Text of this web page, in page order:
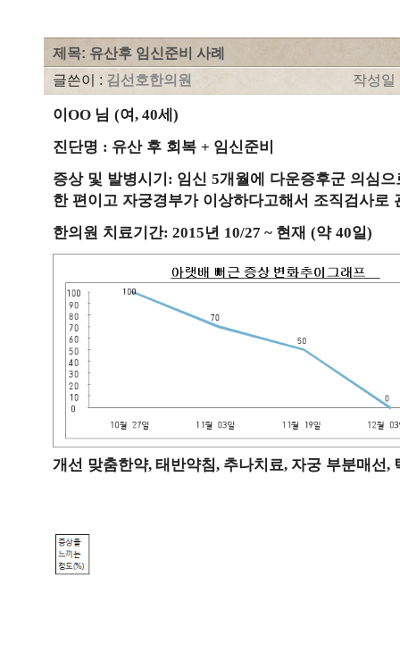
제목: 유산후 임신준비 사례
글쓴이 : 김선호한의원 작성일
이 OO 님 (여 , 40세 )
진단명 : 유산 후 회복 + 임신준비
증상 및 발병시기 : 임신 5개월에 다운증후군 의심
한 편이고 자궁경부가 이상하다고해서 조직검사로
한의원 치료기간: 2015년 10/27 ~ 현재 (약 40일)
개선 맞춤한약, 태반약침, 추나치료, 자궁 부분매선,